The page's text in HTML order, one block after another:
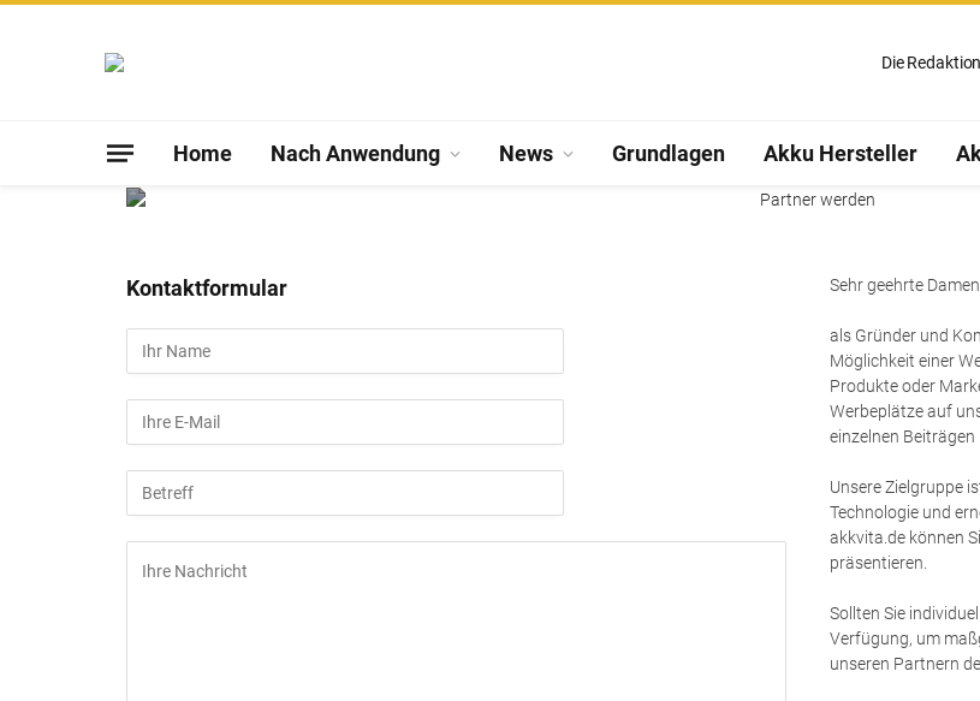
Die Redaktion
Home Nach Anwendung News Grundlagen Akku Hersteller
Werde Partner von
Kontaktformular Sehr geehrte
als Gründer und
Möglichkeit einer
Produkte oder
Werbeplätze auf
einzelnen Beiträgen
Unsere Zielgruppe
Technologie und
akkvita.de können
präsentieren.
Sollten Sie
Verfügung, um
unseren Partnern